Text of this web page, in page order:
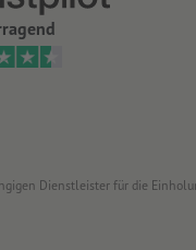
Dienstleister für die